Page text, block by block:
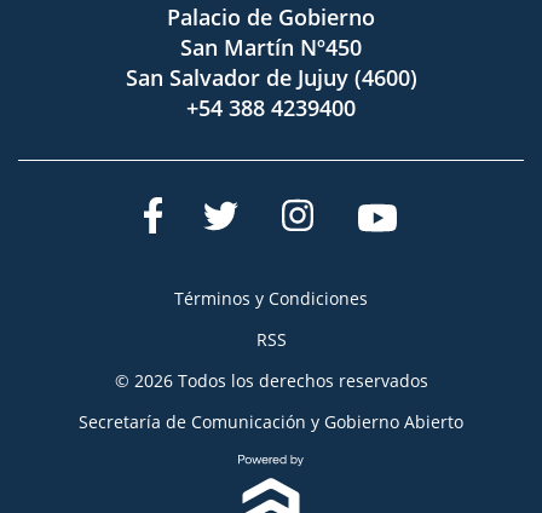
Palacio de Gobierno
San Martín Nº450
San Salvador de Jujuy (4600)
+54 388 4239400
Términos y Condiciones
RSS
© 2026 Todos los derechos reservados
Secretaría de Comunicación y Gobierno Abierto